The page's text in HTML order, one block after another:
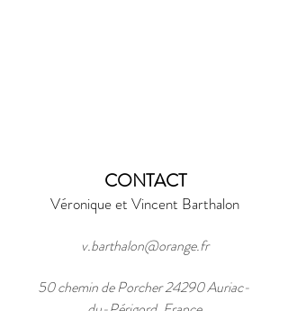
CONTACT
Véronique et Vincent Barthalon
v.barthalon@orange.fr
50 chemin de Porcher 24290 Auriac-